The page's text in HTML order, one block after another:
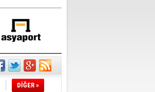
DİĞER »